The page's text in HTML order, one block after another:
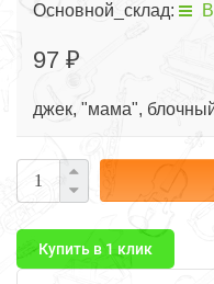
Основной_склад:
97 ₽
джек, "мама",
Купить в 1 клик